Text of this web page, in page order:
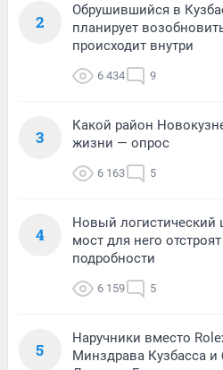
2
Обрушившийся в
планирует
происходит внутри
6 434 9
3
Какой район
жизни — опрос
6 163 5
4
Новый логистический
мост для него
подробности
6 159 5
5
Наручники вместо
Минздрава Кузбасса